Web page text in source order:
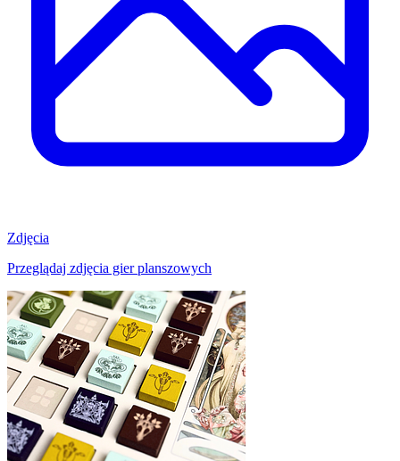
Zdjęcia
Przeglądaj zdjęcia gier planszowych